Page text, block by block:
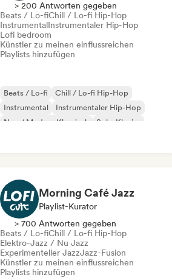
> 200 Antworten gegeben
Beats / Lo-fiChill / Lo-fi Hip-Hop
InstrumentalInstrumentaler Hip-Hop
Lofi bedroom
Künstler zu meinen einflussreichen
Playlists hinzufügen
Beats / Lo-fi
Chill / Lo-fi Hip-Hop
Instrumental
Instrumentaler Hip-Hop
Neo / Modern Klassisch
Solo-Klavier
Morning Café Jazz
Playlist-Kurator
> 700 Antworten gegeben
Beats / Lo-fiChill / Lo-fi Hip-Hop
Elektro-Jazz / Nu Jazz
Experimenteller JazzJazz-Fusion
Künstler zu meinen einflussreichen
Playlists hinzufügen